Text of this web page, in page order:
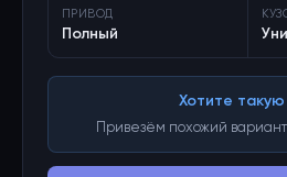
ПРИВОД
Полный
Хотите такую
Привезём похожий